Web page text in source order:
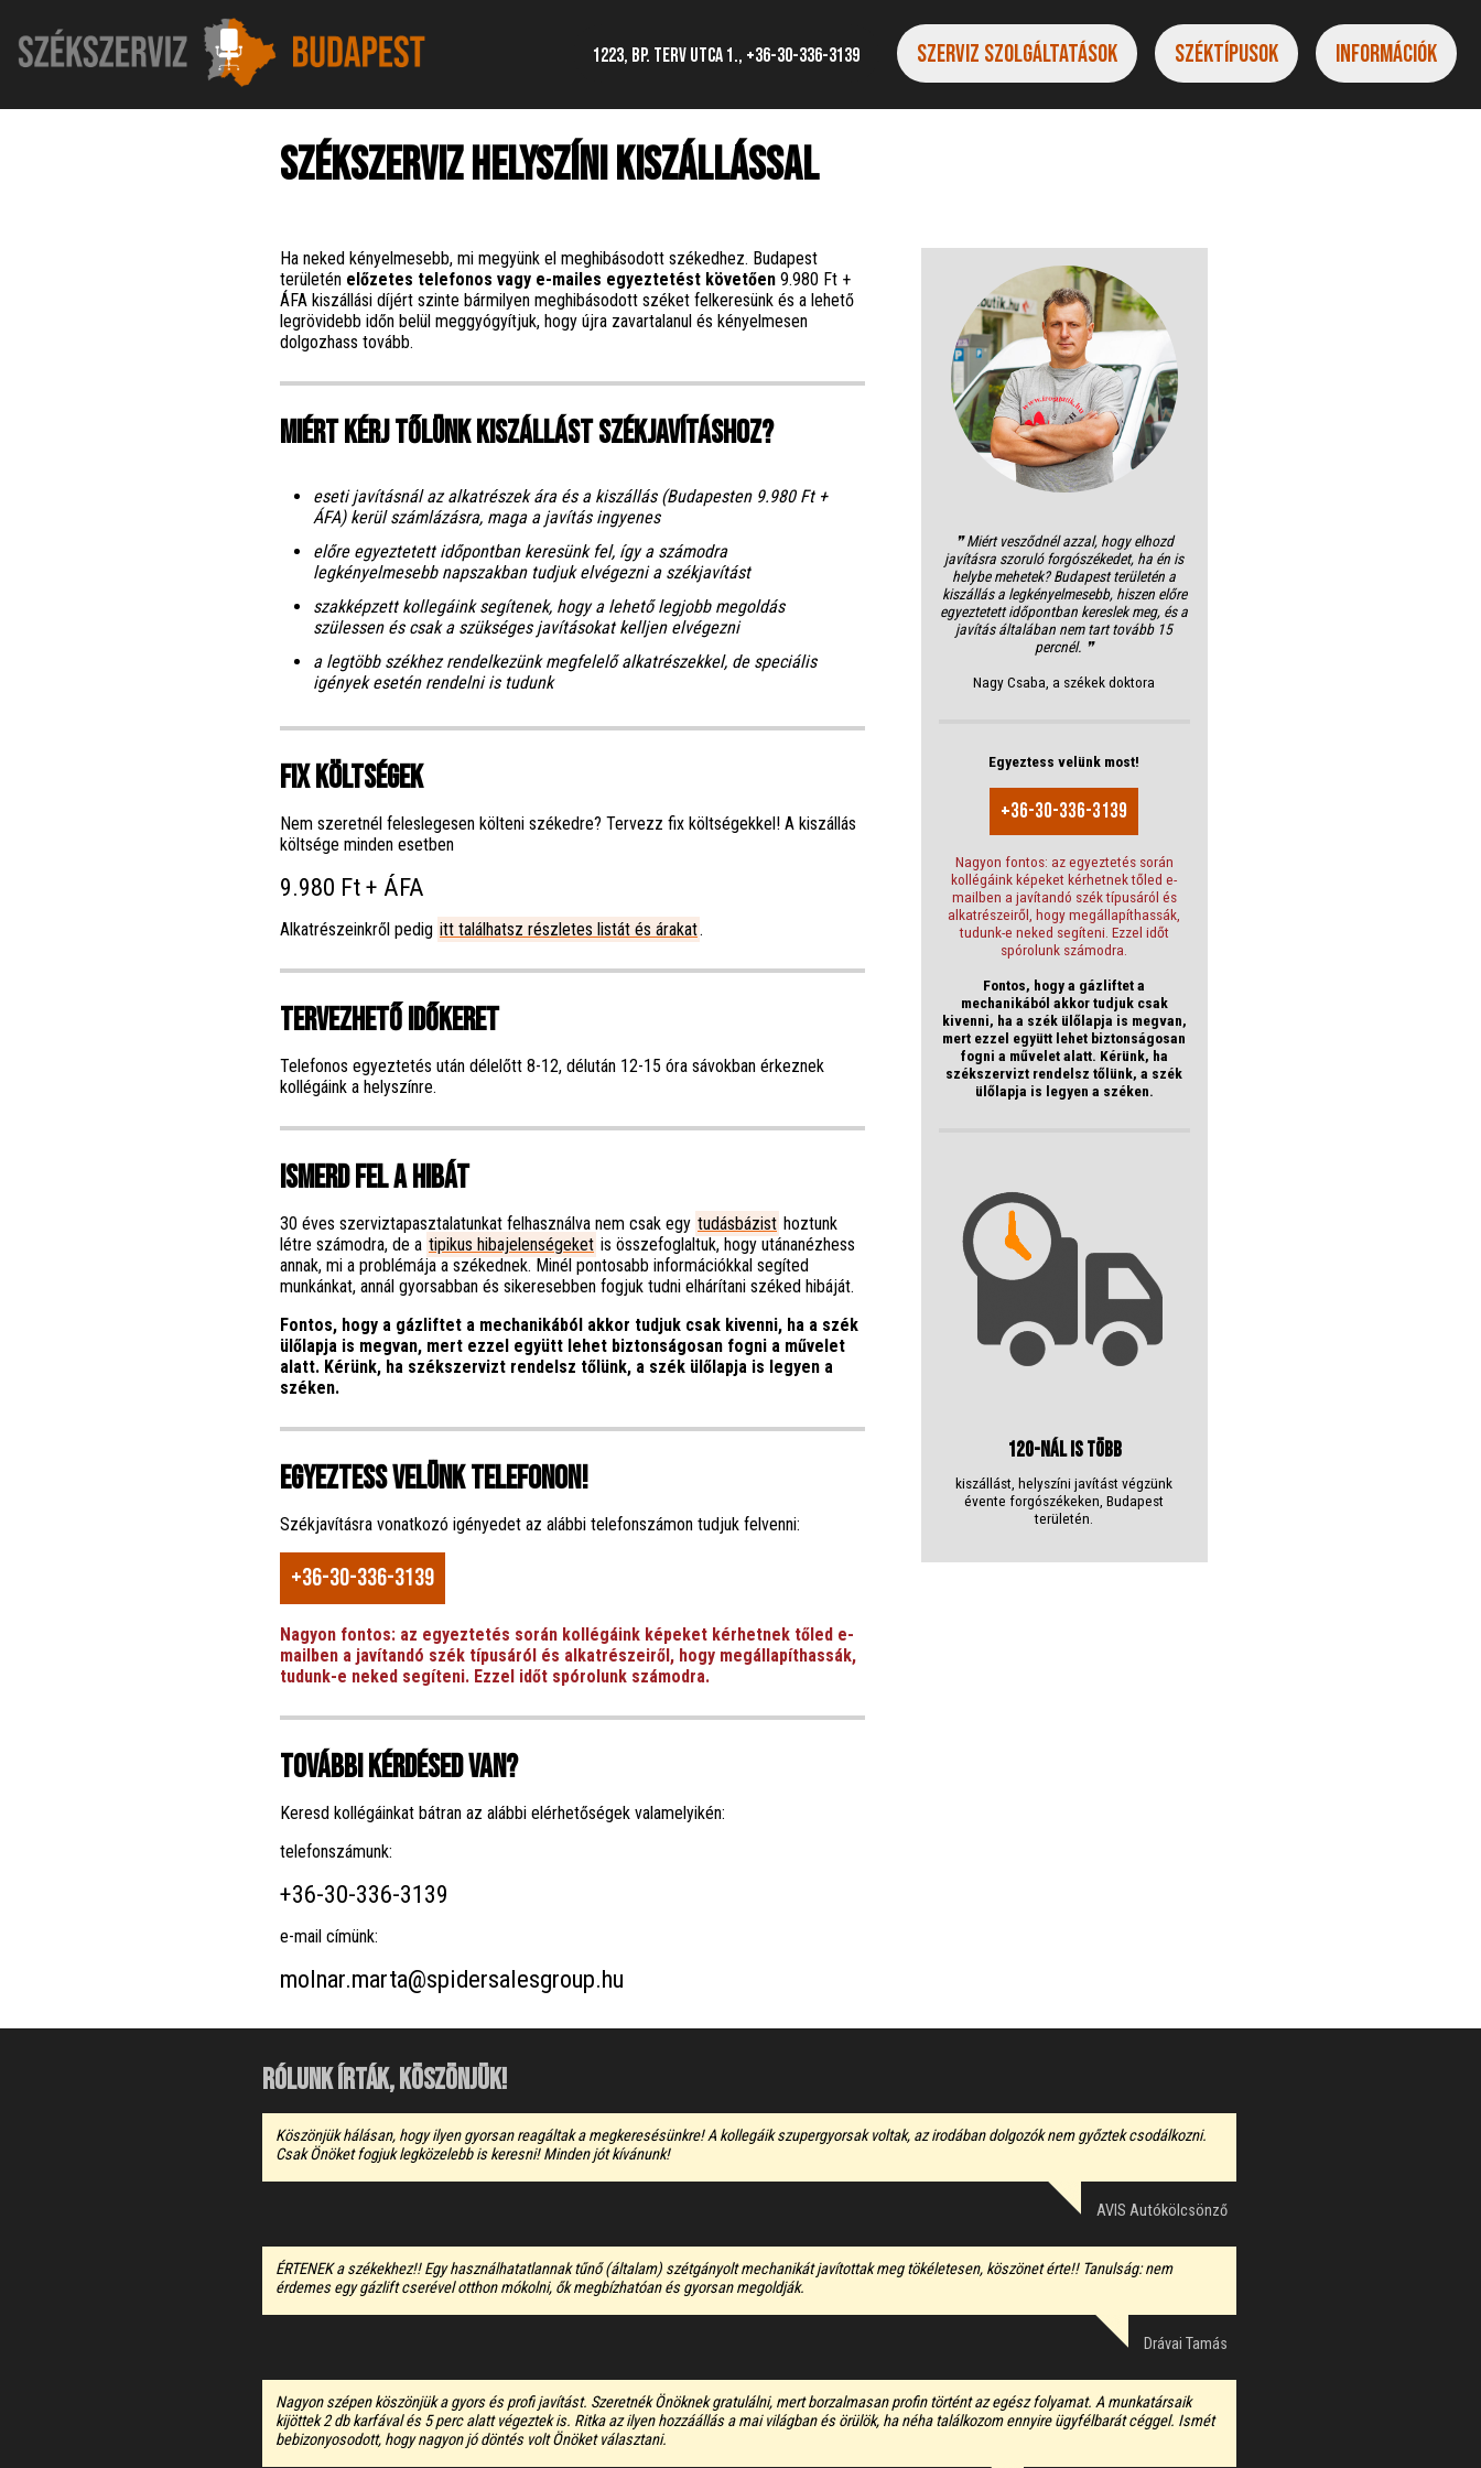
1223, Bp. Terv utca 1., +36-30-336-3139 SZERVIZ SZOLGÁLTATÁSOK SZÉKTÍPUSOK INFORMÁCIÓK
Székszerviz helyszíni kiszállással
Ha neked kényelmesebb, mi megyünk el meghibásodott székedhez. Budapest
területén előzetes telefonos vagy e-mailes egyeztetést követően 9.980 Ft +
ÁFA kiszállási díjért szinte bármilyen meghibásodott széket felkeresünk és a lehető
legrövidebb időn belül meggyógyítjuk, hogy újra zavartalanul és kényelmesen
dolgozhass tovább.
Miért kérj tőlünk kiszállást székjavításhoz?
eseti javításnál azalkatrészek áraés a kiszállás (Budapesten 9.980 Ft +
ÁFA) kerül számlázásra, maga a javítás ingyenes
előre egyeztetett időpontban keresünk fel, így a számodra
legkényelmesebb napszakban tudjuk elvégezni a székjavítást
szakképzett kollegáink segítenek, hogy a lehető legjobb megoldás
szülessen és csak a szükséges javításokat kelljen elvégezni
a legtöbb székhez rendelkezünk megfelelő alkatrészekkel, de speciális
igények esetén rendelni is tudunk
Fix költségek
Nem szeretnél feleslegesen költeni székedre? Tervezz fix költségekkel! A kiszállás
költsége minden esetben
9.980 Ft + ÁFA
Alkatrészeinkről pedig itt találhatsz részletes listát és árakat.
Tervezhető időkeret
Telefonos egyeztetés után délelőtt 8-12, délután 12-15 óra sávokban érkeznek
kollégáink a helyszínre.
Ismerd fel a hibát
30 éves szerviztapasztalatunkat felhasználva nem csak egy tudásbázist hoztunk
létre számodra, de a tipikus hibajelenségeket is összefoglaltuk, hogy utánanézhess
annak, mi a problémája a székednek. Minél pontosabb információkkal segíted
munkánkat, annál gyorsabban és sikeresebben fogjuk tudni elhárítani széked hibáját.
Fontos, hogy a gázliftet a mechanikából akkor tudjuk csak kivenni, ha a szék
ülőlapja is megvan, mert ezzel együtt lehet biztonságosan fogni a művelet
alatt. Kérünk, ha székszervizt rendelsz tőlünk, a szék ülőlapja is legyen a
széken.
Egyeztess velünk telefonon!
Székjavításra vonatkozó igényedet az alábbi telefonszámon tudjuk felvenni:
+36-30-336-3139
Nagyon fontos: az egyeztetés során kollégáink képeket kérhetnek tőled e-
mailben a javítandó szék típusáról és alkatrészeiről, hogy megállapíthassák,
tudunk-e neked segíteni. Ezzel időt spórolunk számodra.
További kérdésed van?
Keresd kollégáinkat bátran az alábbi elérhetőségek valamelyikén:
telefonszámunk:
+36-30-336-3139
e-mail címünk:
molnar.marta@spidersalesgroup.hu
❞ Miért vesződnél azzal, hogy elhozd
javításra szoruló forgószékedet, ha én is
helybe mehetek? Budapest területén a
kiszállás a legkényelmesebb, hiszen előre
egyeztetett időpontban kereslek meg, és a
javítás általában nem tart tovább 15
percnél. ❞
Nagy Csaba, a székek doktora
Egyeztess velünk most!
+36-30-336-3139
Nagyon fontos: az egyeztetés során
kollégáink képeket kérhetnek tőled e-
mailben a javítandó szék típusáról és
alkatrészeiről, hogy megállapíthassák,
tudunk-e neked segíteni. Ezzel időt
spórolunk számodra.
Fontos, hogy a gázliftet a
mechanikából akkor tudjuk csak
kivenni, ha a szék ülőlapja is megvan,
mert ezzel együtt lehet biztonságosan
fogni a művelet alatt. Kérünk, ha
székszervizt rendelsz tőlünk, a szék
ülőlapja is legyen a széken.
120-nál is több
kiszállást, helyszíni javítást végzünk
évente forgószékeken, Budapest
területén.
Rólunk írták, köszönjük!
Köszönjük hálásan, hogy ilyen gyorsan reagáltak a megkeresésünkre! A kollegáik szupergyorsak voltak, az irodában dolgozók nem győztek csodálkozni.
Csak Önöket fogjuk legközelebb is keresni! Minden jót kívánunk!
AVIS Autókölcsönző
ÉRTENEK a székekhez!! Egy használhatatlannak tűnő (általam) szétgányolt mechanikát javítottak meg tökéletesen, köszönet érte!! Tanulság: nem
érdemes egy gázlift cserével otthon mókolni, ők megbízhatóan és gyorsan megoldják.
Drávai Tamás
Nagyon szépen köszönjük a gyors és profi javítást. Szeretnék Önöknek gratulálni, mert borzalmasan profin történt az egész folyamat. A munkatársaik
kijöttek 2 db karfával és 5 perc alatt végeztek is. Ritka az ilyen hozzáállás a mai világban és örülök, ha néha találkozom ennyire ügyfélbarát céggel. Ismét
bebizonyosodott, hogy nagyon jó döntés volt Önöket választani.